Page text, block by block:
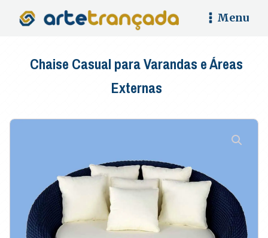
Menu
Chaise Casual para Varandas e Áreas
Externas